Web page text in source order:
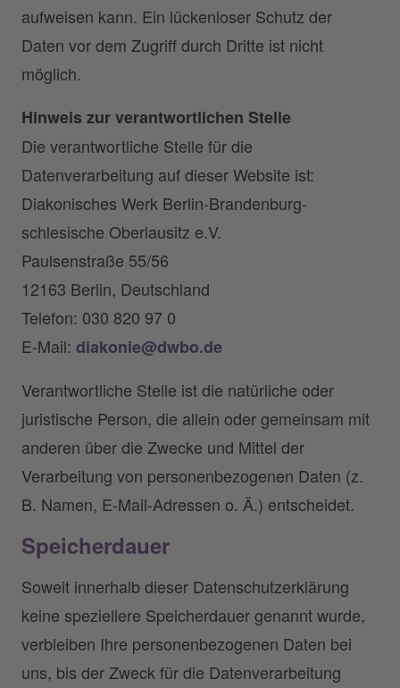
aufweisen kann. Ein lückenloser Schutz der
Daten vor dem Zugriff durch Dritte ist nicht
möglich.
Hinweis zur verantwortlichen Stelle
Die verantwortliche Stelle für die
Datenverarbeitung auf dieser Website ist:
Diakonisches Werk Berlin-Brandenburg-
schlesische Oberlausitz e.V.
Paulsenstraße 55/56
12163 Berlin, Deutschland
Telefon: 030 820 97 0
E-Mail: diakonie@dwbo.de
Verantwortliche Stelle ist die natürliche oder
juristische Person, die allein oder gemeinsam mit
anderen über die Zwecke und Mittel der
Verarbeitung von personenbezogenen Daten (z.
B. Namen, E-Mail-Adressen o. Ä.) entscheidet.
Speicherdauer
Soweit innerhalb dieser Datenschutzerklärung
keine speziellere Speicherdauer genannt wurde,
verbleiben Ihre personenbezogenen Daten bei
uns, bis der Zweck für die Datenverarbeitung